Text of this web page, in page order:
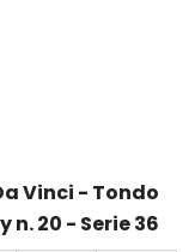
Vinci - Tondo
n. 20 - Serie 36